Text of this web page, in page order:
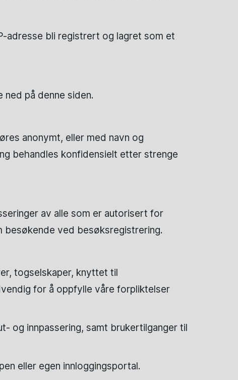
adresse bli registrert og lagret som et
på denne siden.
anonymt, eller med navn og
behandles konfidensielt etter strenge
av alle som er autorisert for
besøkende ved besøksregistrering.
togselskaper, knyttet til
for å oppfylle våre forpliktelser
og innpassering, samt brukertilganger til
eller egen innloggingsportal.